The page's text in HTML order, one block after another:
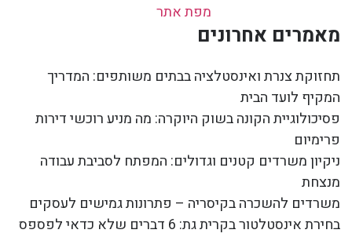
מפת אתר
מאמרים אחרונים
תחזוקת צנרת ואינסטלציה בבתים משותפים: המדריך
המקיף לועד הבית
פסיכולוגיית הקונה בשוק היוקרה: מה מניע רוכשי דירות
פרימיום
ניקיון משרדים קטנים וגדולים: המפתח לסביבת עבודה
מנצחת
משרדים להשכרה בקיסריה – פתרונות גמישים לעסקים
בחירת אינסטלטור בקרית גת: 6 דברים שלא כדאי לפספס